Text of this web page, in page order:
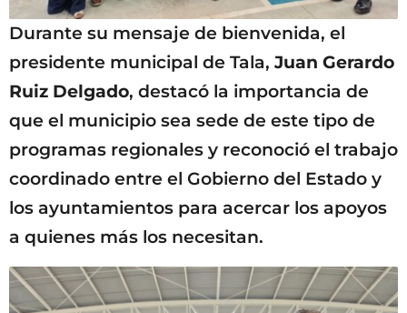
Durante su mensaje de bienvenida, el
presidente municipal de Tala, Juan Gerardo
Ruiz Delgado, destacó la importancia de
que el municipio sea sede de este tipo de
programas regionales y reconoció el trabajo
coordinado entre el Gobierno del Estado y
los ayuntamientos para acercar los apoyos
a quienes más los necesitan.